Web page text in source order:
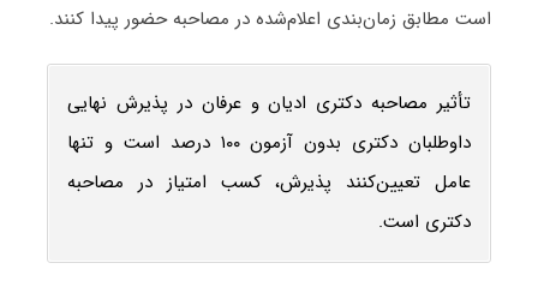
است مطابق زمان‌بندی اعلام‌شده در مصاحبه حضور پیدا کنند.
تأثیر مصاحبه دکتری ادیان و عرفان در پذیرش نهایی
داوطلبان دکتری بدون آزمون ۱۰۰ درصد است و تنها
عامل تعیین‌کنند پذیرش، کسب امتیاز در مصاحبه
دکتری است.